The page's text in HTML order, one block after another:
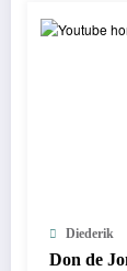
Diederik
Don de